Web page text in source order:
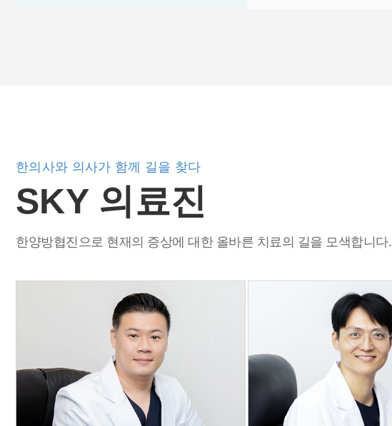
한의사와 의사가 함께 길을 찾다
SKY 의료진
한양방협진으로 현재의 증상에 대한 올바른 치료의 길을 모색합니다.